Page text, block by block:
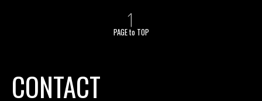
PAGE to TOP
CONTACT